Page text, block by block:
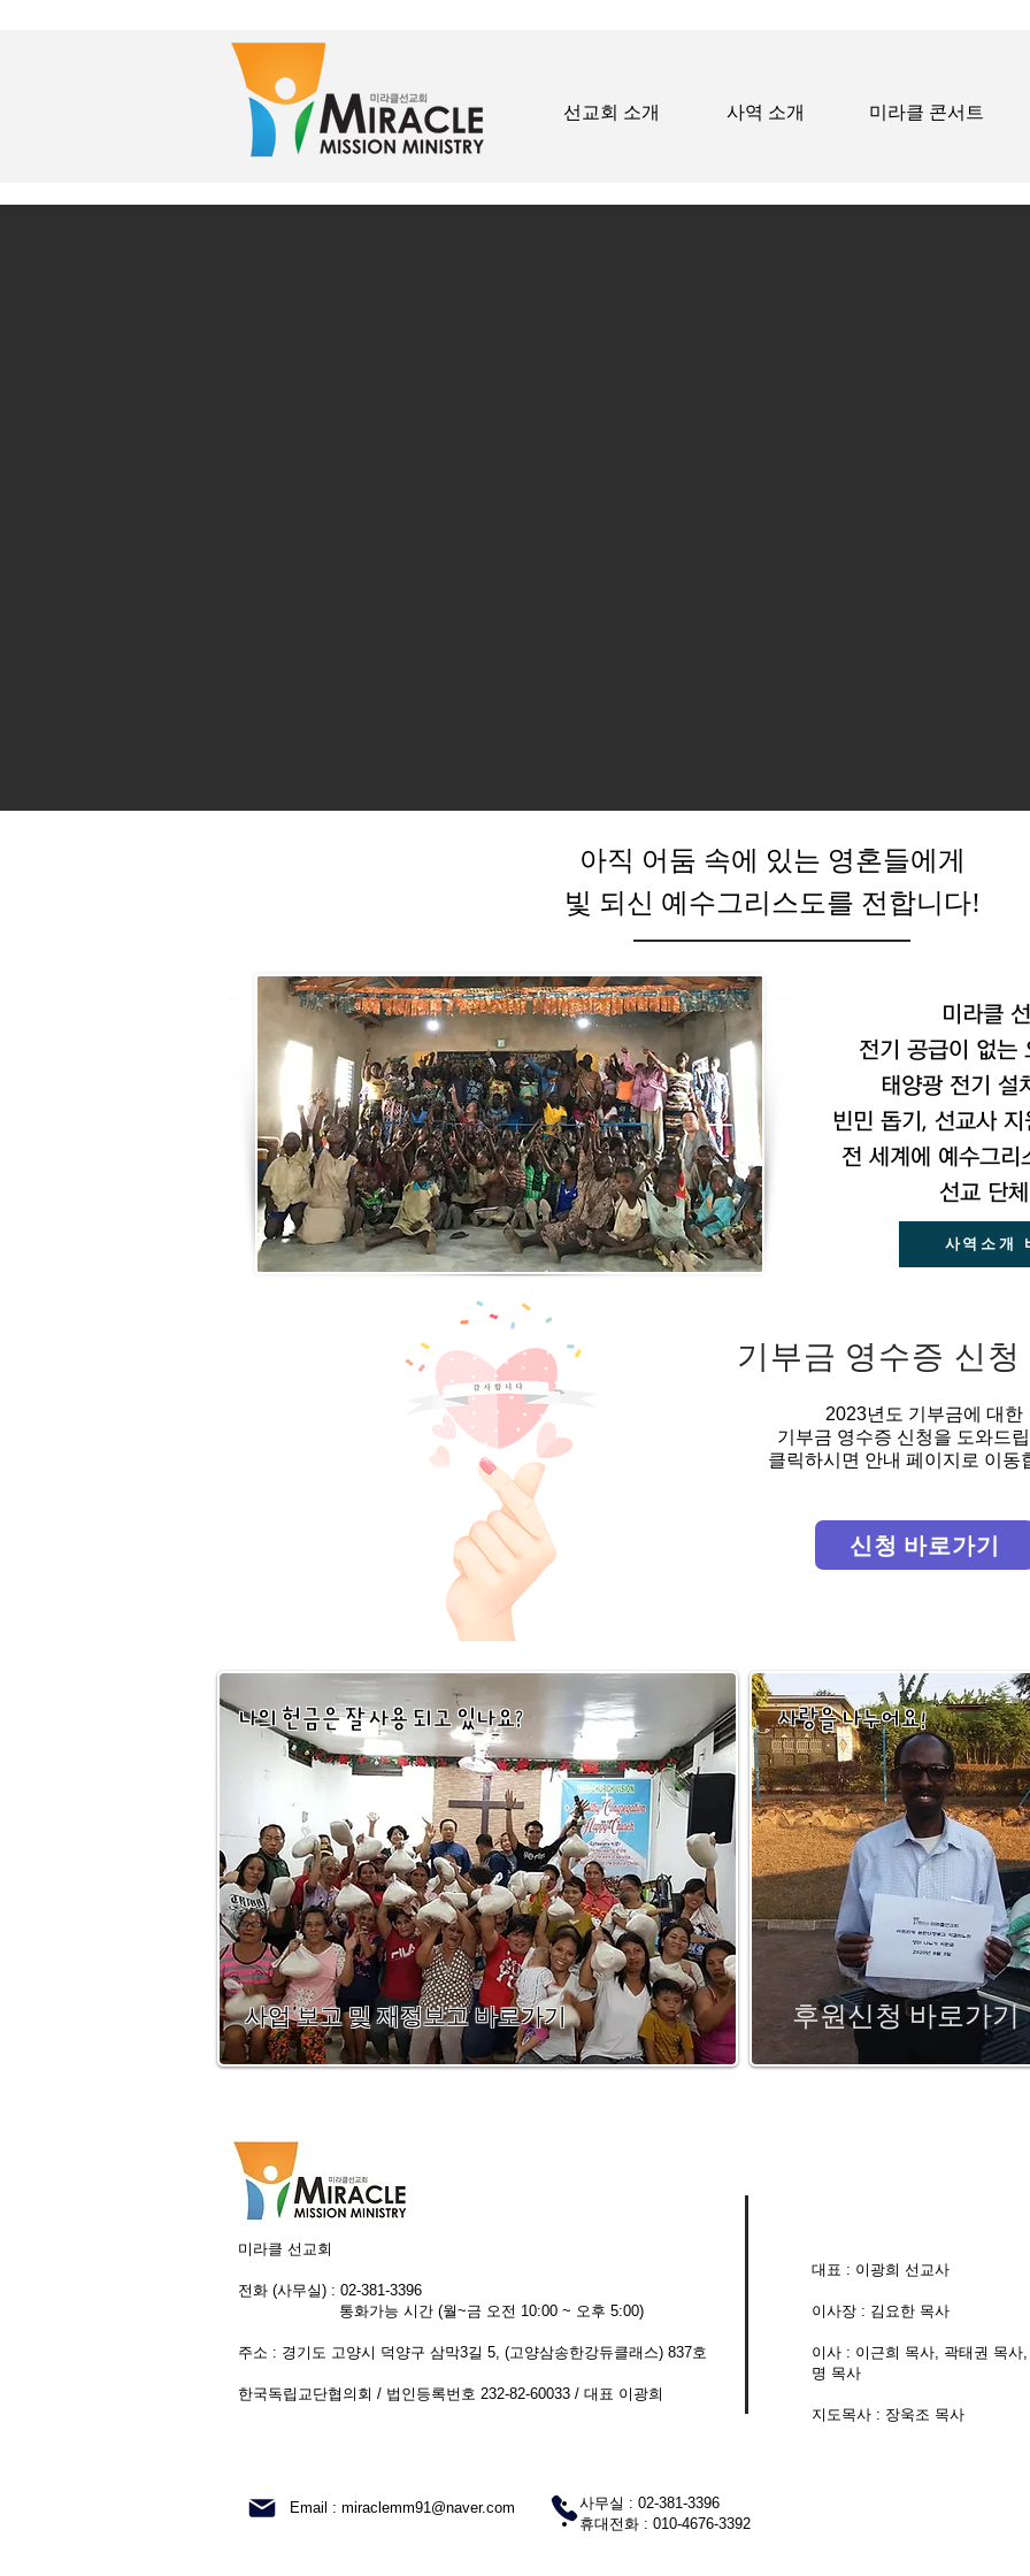
사역 소개 미라클 콘서트
선교회 소개
아직 어둠 속에 있는 영혼들에게
빛 되신 예수그리스도를 전합니다!
미라클
전기 공급이 없는
태양광 전기 설
빈민 돕기, 선교사
전 세계에 예수그리
선교 단
사역소개
기부금 영수증 신청
2023년도 기부금에 대한
기부금 영수증 신청을 도와드
클릭하시면 안내 페이지로 이동
신청 바로가기
​나의 헌금은 잘 사용 되고 있나요?
사업 보고 및 재정보고 바로가기
​사랑을 나누어요!
후원신청 바로가기
미라클 선교회
전화 (사무실) : 02-381-3396
통화가능 시간 (월~금 오전 10:00 ~ 오후 5:00)
주소 : 경기도 고양시 덕양구 삼막3길 5, (고양삼송한강듀클래스) 837호
​한국독립교단협의회 / 법인등록번호 232-82-60033 / 대표 이광희
대표 : 이광희 선교사
이사장 : 김요한 목사
이사 : 이근희 목사, 곽태권 목
명 목사
​지도목사 : 장욱조 목사​
Email : miraclemm91@naver.com
사무실 : 02-381-3396
​휴대전화 : 010-4676-3392